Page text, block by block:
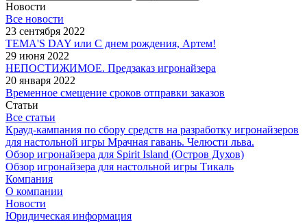
Новости
Все новости
23 сентября 2022
TEMA'S DAY или С днем рождения, Артем!
29 июня 2022
НЕПОСТИЖИМОЕ. Предзаказ игронайзера
20 января 2022
Временное смещение сроков отправки заказов
Статьи
Все статьи
Крауд-кампания по сбору средств на разработку игронайзеров
для настольной игры Мрачная гавань. Челюсти льва.
Обзор игронайзера для Spirit Island (Остров Духов)
Обзор игронайзера для настольной игры Тикаль
Компания
О компании
Новости
Юридическая информация